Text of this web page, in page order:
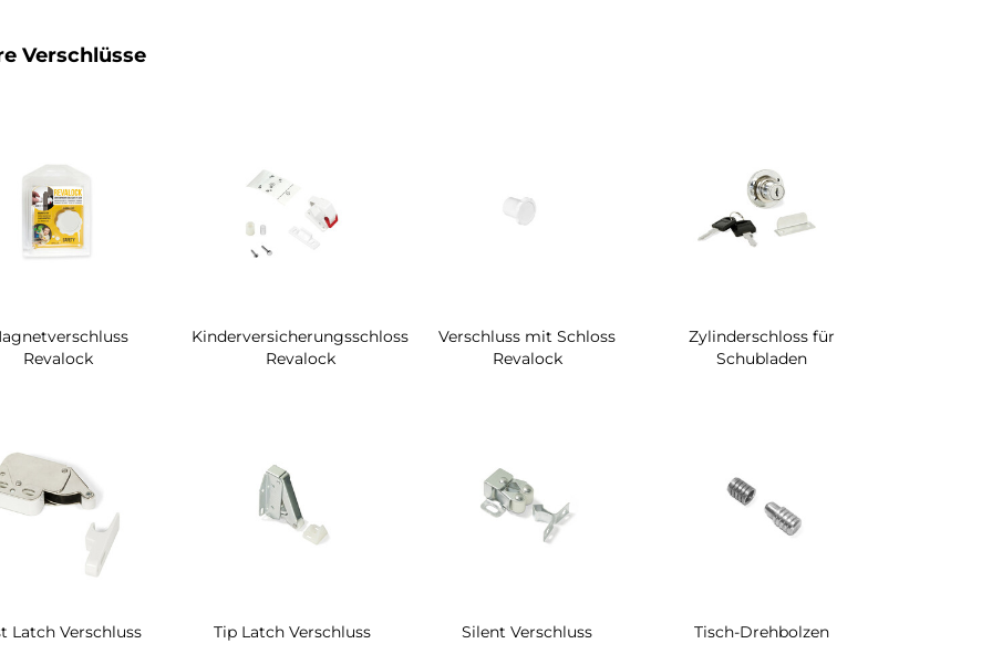
Verschlüsse
Revalock
Kinderversicherungsschloss
Revalock
Verschluss mit Schloss
Revalock
Zylinderschloss für
Schubladen
Latch Verschluss Tip Latch Verschluss Silent Verschluss Tisch-Drehbolzen